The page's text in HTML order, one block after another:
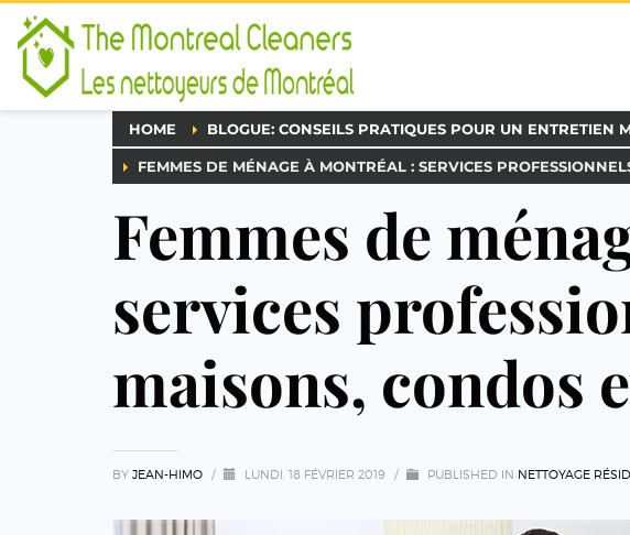
HOME BLOGUE: CONSEILS PRATIQUES POUR UN ENTRETIEN
FEMMES DE MÉNAGE À MONTRÉAL : SERVICES
Femmes de
services
maisons, condos
BY JEAN-HIMO / LUNDI, 18 FÉVRIER 2019 / PUBLISHED IN NETTOYAGE